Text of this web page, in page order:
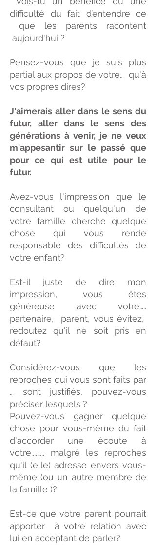
difficulté du fait d’entendre ce
que les parents racontent
aujourd'hui ?
Pensez-vous que je suis plus
partial aux propos de votre… qu'à
vos propres dires?
J'aimerais aller dans le sens du
futur, aller dans le sens des
générations à venir, je ne veux
m'appesantir sur le passé que
pour ce qui est utile pour le
futur.
Avez-vous l'impression que le
consultant ou quelqu'un de
votre famille cherche quelque
chose qui vous rende
responsable des difficultés de
votre enfant?
Est-il juste de dire mon
impression, vous êtes
généreuse avec votre…..
partenaire, parent, vous évitez,
redoutez qu'il ne soit pris en
défaut?
Considérez-vous que les
reproches qui vous sont faits par
… sont justifiés, pouvez-vous
préciser lesquels ?
Pouvez-vous gagner quelque
chose pour vous-même du fait
d'accorder une écoute à
votre......... malgré les reproches
qu'il (elle) adresse envers vous-
même (ou un autre membre de
la famille )?
Est-ce que votre parent pourrait
apporter à votre relation avec
lui en acceptant de parler?